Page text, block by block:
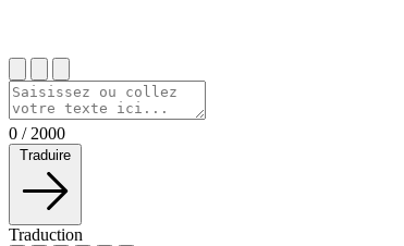
0 / 2000
Traduire
Traduction